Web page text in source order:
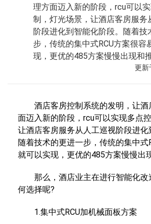
理方面迈入新的阶段，rcu可以
制，灯光场景，让酒店客房服务
阶段进化到智能化阶段。随着技
步，传统的集中式RCU方案很容
现，更优的485方案慢慢出现和推
更新
酒店客房控制系统的发明，让酒
面迈入新的阶段，rcu可以实现多点
让酒店客房服务从人工巡视阶段进化
随着技术的更进一步，传统的集中式
就可以实现，更优的485方案慢慢出
那么，酒店业主在进行智能化改
何选择呢?
1.集中式RCU加机械面板方案